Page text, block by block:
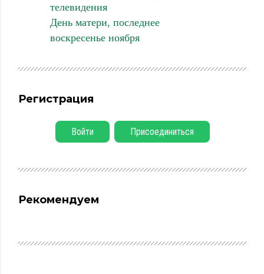
телевидения
День матери, последнее
воскресенье ноября
Регистрация
Войти Присоединиться
Рекомендуем